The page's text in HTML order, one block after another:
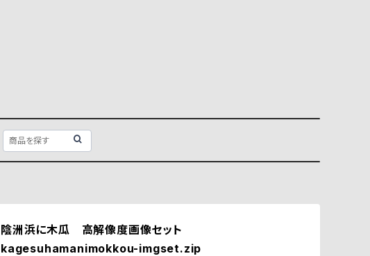
陰洲浜に木瓜 高解像度画像セット
kagesuhamanimokkou-imgset.zip